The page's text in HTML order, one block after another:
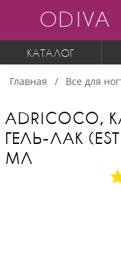
ODIVA
КАТАЛОГ
Главная Все для
ГЕЛЬ-ЛАК
МЛ